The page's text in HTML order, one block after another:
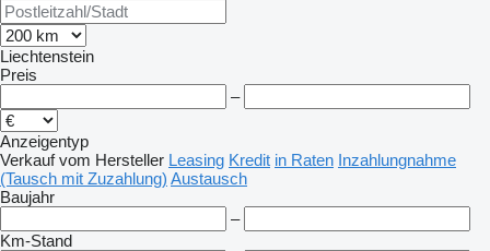
Liechtenstein
Preis
–
Anzeigentyp
Verkauf vom Hersteller Leasing Kredit in Raten Inzahlungnahme
(Tausch mit Zuzahlung) Austausch
Baujahr
–
Km-Stand